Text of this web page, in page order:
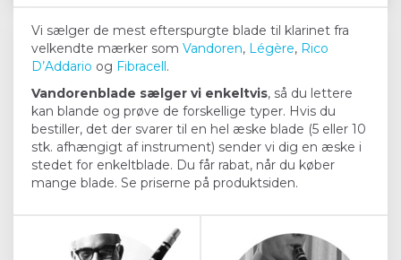
Vi sælger de mest efterspurgte blade til klarinet fra
velkendte mærker som Vandoren, Légère, Rico
D’Addario og Fibracell.
Vandorenblade sælger vi enkeltvis, så du lettere
kan blande og prøve de forskellige typer. Hvis du
bestiller, det der svarer til en hel æske blade (5 eller 10
stk. afhængigt af instrument) sender vi dig en æske i
stedet for enkeltblade. Du får rabat, når du køber
mange blade. Se priserne på produktsiden.